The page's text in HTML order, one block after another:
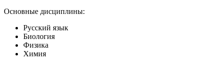
Основные дисциплины:
Русский язык
Биология
Физика
Химия